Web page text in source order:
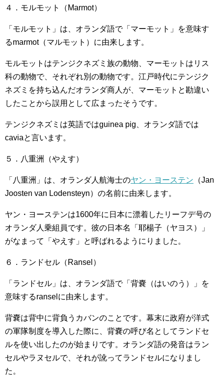
４．モルモット（Marmot）
「モルモット」は、オランダ語で「マーモット」を意味す
るmarmot（マルモット）に由来します。
モルモットはテンジクネズミ族の動物、マーモットはリス
科の動物で、それぞれ別の動物です。江戸時代にテンジク
ネズミを持ち込んだオランダ商人が、マーモットと勘違い
したことから誤用として広まったそうです。
テンジクネズミは英語ではguinea pig、オランダ語では
caviaと言います。
５．八重洲（やえす）
「八重洲」は、オランダ人航海士のヤン・ヨーステン （Jan
Joosten van Lodensteyn）の名前に由来します。
ヤン・ヨーステンは1600年に日本に漂着したリーフデ号の
オランダ人乗組員です。彼の日本名「耶楊子（ヤヨス）」
がなまって「やえす」と呼ばれるようにりました。
６．ランドセル（Ransel）
「ランドセル」は、オランダ語で「背嚢（はいのう）」を
意味するranselに由来します。
背嚢は背中に背負うカバンのことです。幕末に政府が洋式
の軍隊制度を導入した際に、背嚢の呼び名としてランドセ
ルを使い出したのが始まりです。オランダ語の発音はラン
セルやラヌセルで、それが訛ってランドセルになりまし
た。